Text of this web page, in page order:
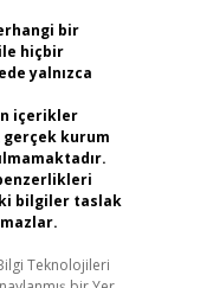
bir
hiçbir
yalnızca
içerikler
kurum
bilgiler taslak
Teknolojileri